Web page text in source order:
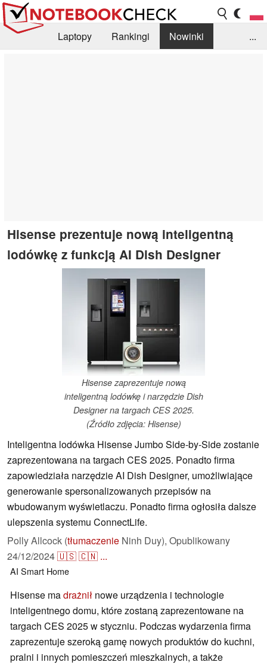
Laptopy Rankingi
Nowinki
...
Hisense prezentuje nową inteligentną
lodówkę z funkcją AI Dish Designer
Hisense zaprezentuje nową
inteligentną lodówkę i narzędzie Dish
Designer na targach CES 2025.
(Źródło zdjęcia: Hisense)
Inteligentna lodówka Hisense Jumbo Side-by-Side zostanie
zaprezentowana na targach CES 2025. Ponadto firma
zapowiedziała narzędzie AI Dish Designer, umożliwiające
generowanie spersonalizowanych przepisów na
wbudowanym wyświetlaczu. Ponadto firma ogłosiła dalsze
ulepszenia systemu ConnectLife.
Polly Allcock (tłumaczenie Ninh Duy), Opublikowany
24/12/2024🇺🇸🇨🇳 ...
AI Smart Home
Hisense madrażnił nowe urządzenia i technologie
inteligentnego domu, które zostaną zaprezentowane na
targach CES 2025 w styczniu. Podczas wydarzenia firma
zaprezentuje szeroką gamę nowych produktów do kuchni,
pralni i innych pomieszczeń mieszkalnych, a także